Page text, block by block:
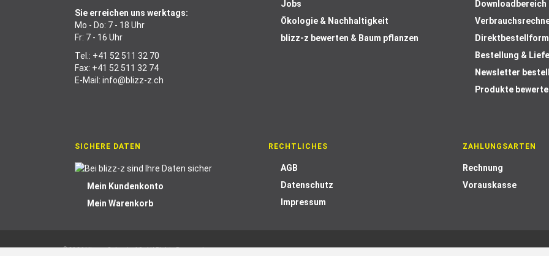
Sie erreichen uns werktags:
Mo - Do: 7 - 18 Uhr
Fr: 7 - 16 Uhr
Tel.: +41 52 511 32 70
Fax: +41 52 511 32 74
E-Mail: info@blizz-z.ch
Jobs
Ökologie & Nachhaltigkeit
blizz-z bewerten & Baum pflanzen
Downloadbereich
Bestellung &
Newsletter
Produkte
SICHERE DATEN
Mein Kundenkonto
Mein Warenkorb
RECHTLICHES
AGB
Datenschutz
Impressum
ZAHLUNGSARTEN
Rechnung
Vorauskasse
© 2026 blizz-z Schweiz AG. All Rights Reserved.